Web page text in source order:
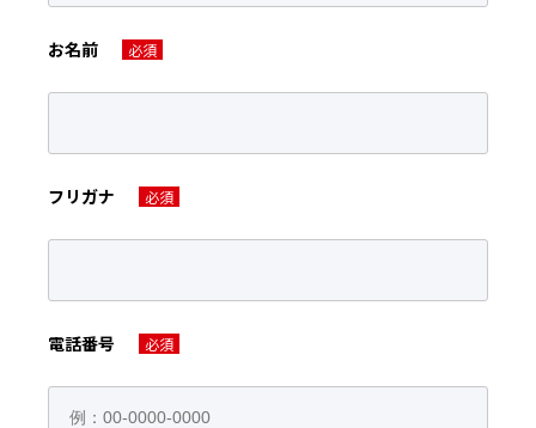
お名前 必須
フリガナ 必須
電話番号 必須